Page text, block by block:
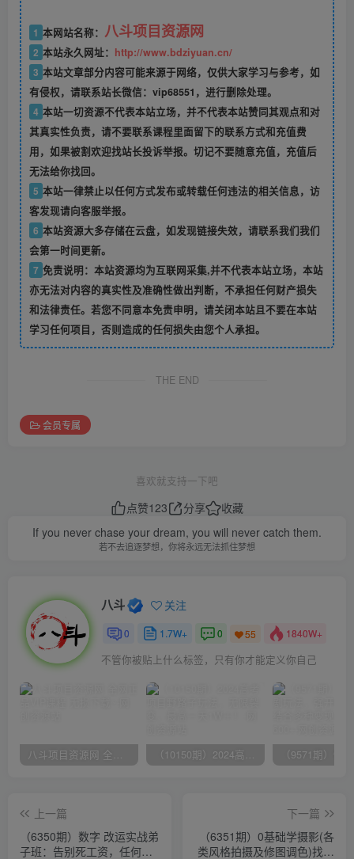
1 本网站名称： 八斗项目资源网
2 本站永久网址： http://www.bdziyuan.cn/
3 本站文章部分内容可能来源于网络，仅供大家学习与参考，如
有侵权，请联系站长微信：vip68551，进行删除处理。
4 本站一切资源不代表本站立场，并不代表本站赞同其观点和对
其真实性负责，请不要联系课程里面留下的联系方式和充值费
用，如果被割欢迎找站长投诉举报。切记不要随意充值，充值后
无法给你找回。
5 本站一律禁止以任何方式发布或转载任何违法的相关信息，访
客发现请向客服举报。
6 本站资源大多存储在云盘，如发现链接失效，请联系我们我们
会第一时间更新。
7 免责说明：本站资源均为互联网采集,并不代表本站立场，本站
亦无法对内容的真实性及准确性做出判断，不承担任何财产损失
和法律责任。若您不同意本免责申明，请关闭本站且不要在本站
学习任何项目，否则造成的任何损失由您个人承担。
THE END
会员专属
喜欢就支持一下吧
点赞123 分享
收藏
If you never chase your dream, you will never catch them.
若不去追逐梦想，你将永远无法抓住梦想
八斗 关注
0 1.7W+ 0 55 1840W+
不管你被贴上什么标签，只有你才能定义你自己
八斗项目资源网 全网正品VIP课程 无损下载~ （10150期）2024高考项目野路子玩法，无限裂变，最高一天1W＋！
上一篇
（6350期）数字 改运实战弟
子班：告别死工资，任何人
下一篇
（6351期）0基础学摄影(各
类风格拍摄及修图调色)找准